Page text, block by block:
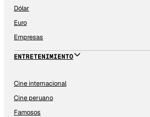
Dólar
Euro
Empresas
ENTRETENIMIENTO
Cine internacional
Cine peruano
Famosos